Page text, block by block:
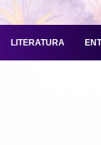
LITERATURA